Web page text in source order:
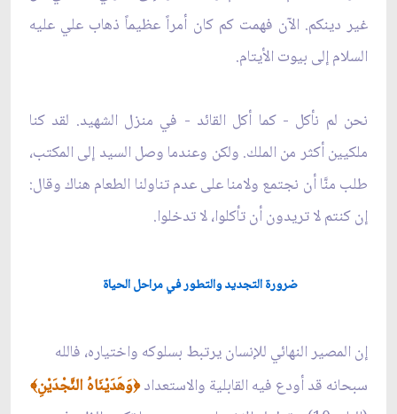
غير دينكم. الآن فهمت كم كان أمراً عظيماً ذهاب علي عليه
السلام إلى بيوت الأيتام.
نحن لم نأكل - كما أكل القائد - في منزل الشهيد. لقد كنا
ملكيين أكثر من الملك. ولكن وعندما وصل السيد إلى المكتب،
طلب منَّا أن نجتمع ولامنا على عدم تناولنا الطعام هناك وقال:
إن كنتم لا تريدون أن تأكلوا، لا تدخلوا.
ضرورة التجديد والتطور في مراحل الحياة
إن المصير النهائي للإنسان يرتبط بسلوكه واختياره، فالله
سبحانه قد أودع فيه القابلية والاستعداد﴿وَهَدَيْنَاهُ النَّجْدَيْنِ﴾